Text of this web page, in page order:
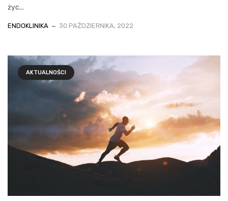
życ...
ENDOKLINIKA 30 PAŹDZIERNIKA, 2022
AKTUALNOŚCI